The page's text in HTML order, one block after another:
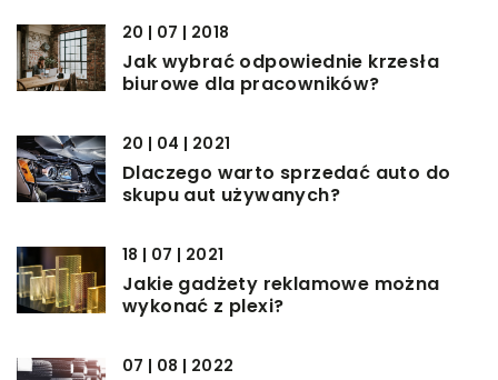
20 | 07 | 2018
Jak wybrać odpowiednie krzesła
biurowe dla pracowników?
20 | 04 | 2021
Dlaczego warto sprzedać auto do
skupu aut używanych?
18 | 07 | 2021
Jakie gadżety reklamowe można
wykonać z plexi?
07 | 08 | 2022